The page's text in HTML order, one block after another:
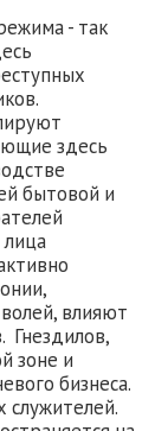
- так
здесь
бытовой и
влияют
Гнездилов,
зоне и
бизнеса.
служителей.